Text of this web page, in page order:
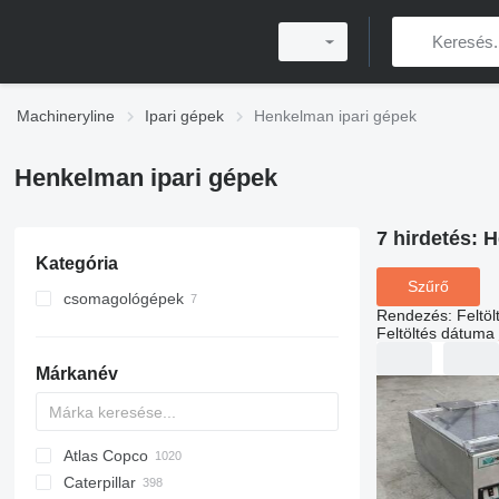
Machineryline Ipari gépek Henkelman ipari gépek
Henkelman ipari gépek
Kategória
csomagológépek
tálcazárók
egyéb csomagológépek
Márkanév
PDS
APD
AB
Ensis
Pega
VZ
AG3
Atlas Copco
DrillAir
QAS
PDP
E-series
B-series
BM
GFS
VT
Rover
533
Airpure
BySprint Fiber
CK
SR
Caterpillar
7 hirdetés:
Szűrő
Rendezés:
Feltöltés dátuma